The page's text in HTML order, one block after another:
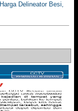
Delineator Besi,